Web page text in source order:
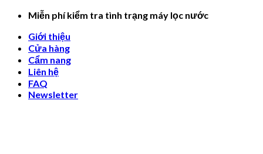
Skip
content
Miễn phí kiểm tra tình trạng máy lọc nước
Giới thiệu
Cửa hàng
Cẩm nang
Liên hệ
FAQ
Newsletter